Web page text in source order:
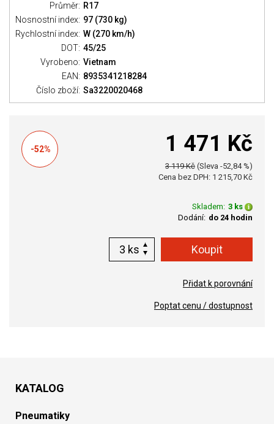
Průměr: R17
Nosnostní index: 97 (730 kg)
Rychlostní index: W (270 km/h)
DOT: 45/25
Vyrobeno: Vietnam
EAN: 8935341218284
Číslo zboží: Sa3220020468
-52% 1 471 Kč
3 119 Kč (Sleva -52,84 %)
Cena bez DPH: 1 215,70 Kč
Skladem: 3 ks
Dodání: do 24 hodin
ks
Přidat k porovnání
Poptat cenu / dostupnost
KATALOG
Pneumatiky